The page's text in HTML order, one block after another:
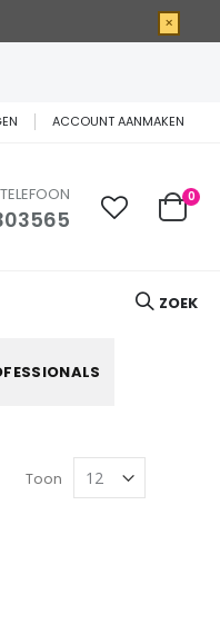
×
ACCOUNT AANMAKEN
TELEFOON
ZOEK
Cart
0
Toon